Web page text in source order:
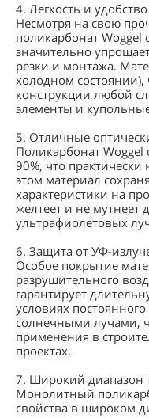
4. Легкость и
Несмотря на свою
поликарбонат Woggel
значительно
резки и монтажа.
холодном состоянии),
конструкции любой
элементы и
5. Отличные
Поликарбонат Woggel
90%, что практически
этом материал
характеристики на
желтеет и не мутнеет
ультрафиолетовых
6. Защита от УФ-
Особое покрытие
разрушительного
гарантирует
условиях
солнечными лучами,
применения в
проектах.
7. Широкий диапазон
Монолитный
свойства в широком